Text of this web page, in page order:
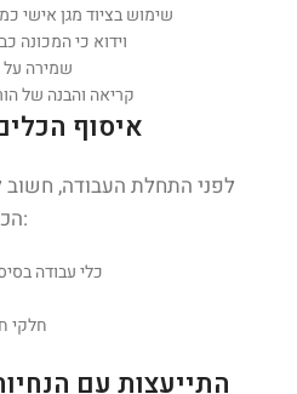
שימוש בציוד מגן אישי
וידוא כי המכונה
שמירה על
קריאה והבנה של
איסוף
לפני התחלת העבודה,
הכלים והחומרים הדרושים, כגון:
כלי עבודה
חלקי
התייעצות עם